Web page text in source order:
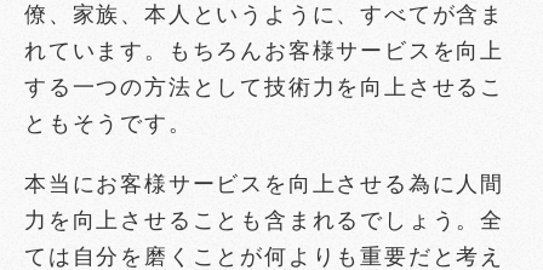
僚、家族、本人というように、すべてが含ま
れています。もちろんお客様サービスを向上
する一つの方法として技術力を向上させるこ
ともそうです。
本当にお客様サービスを向上させる為に人間
力を向上させることも含まれるでしょう。全
ては自分を磨くことが何よりも重要だと考え